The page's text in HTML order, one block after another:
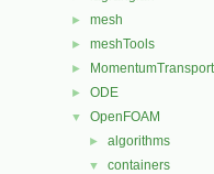
► mesh
► meshTools
►
► ODE
▼ OpenFOAM
► algorithms
▼ containers